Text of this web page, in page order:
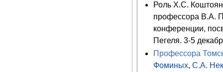
Роль Х.С.
профессора В.А.
конференции,
Пегеля. 3-5
Профессора
Фоминых,С.А.